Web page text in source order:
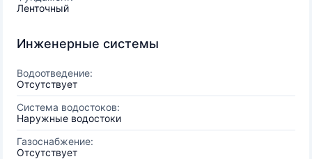
Ленточный
Инженерные системы
Водоотведение:
Отсутствует
Система водостоков:
Наружные водостоки
Газоснабжение:
Отсутствует